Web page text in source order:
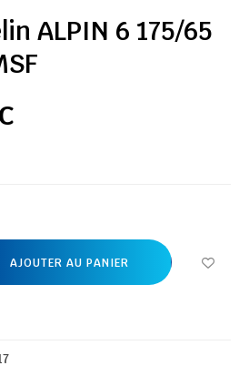
ALPIN 6 175/65
AJOUTER AU PANIER